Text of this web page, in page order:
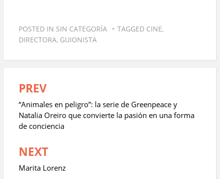
POSTED IN SIN CATEGORÍA TAGGED CINE,
DIRECTORA, GUIONISTA
Navegación
de
entradas
PREV
“Animales en peligro”: la serie de Greenpeace y
Natalia Oreiro que convierte la pasión en una forma
de conciencia
NEXT
Marita Lorenz